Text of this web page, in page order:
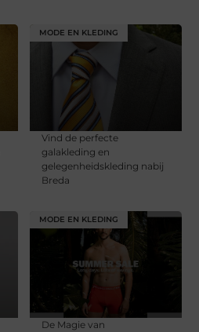
MODE EN KLEDING
Vind de perfecte
galakleding en
gelegenheidskleding nabij
Breda
MODE EN KLEDING
De Magie van